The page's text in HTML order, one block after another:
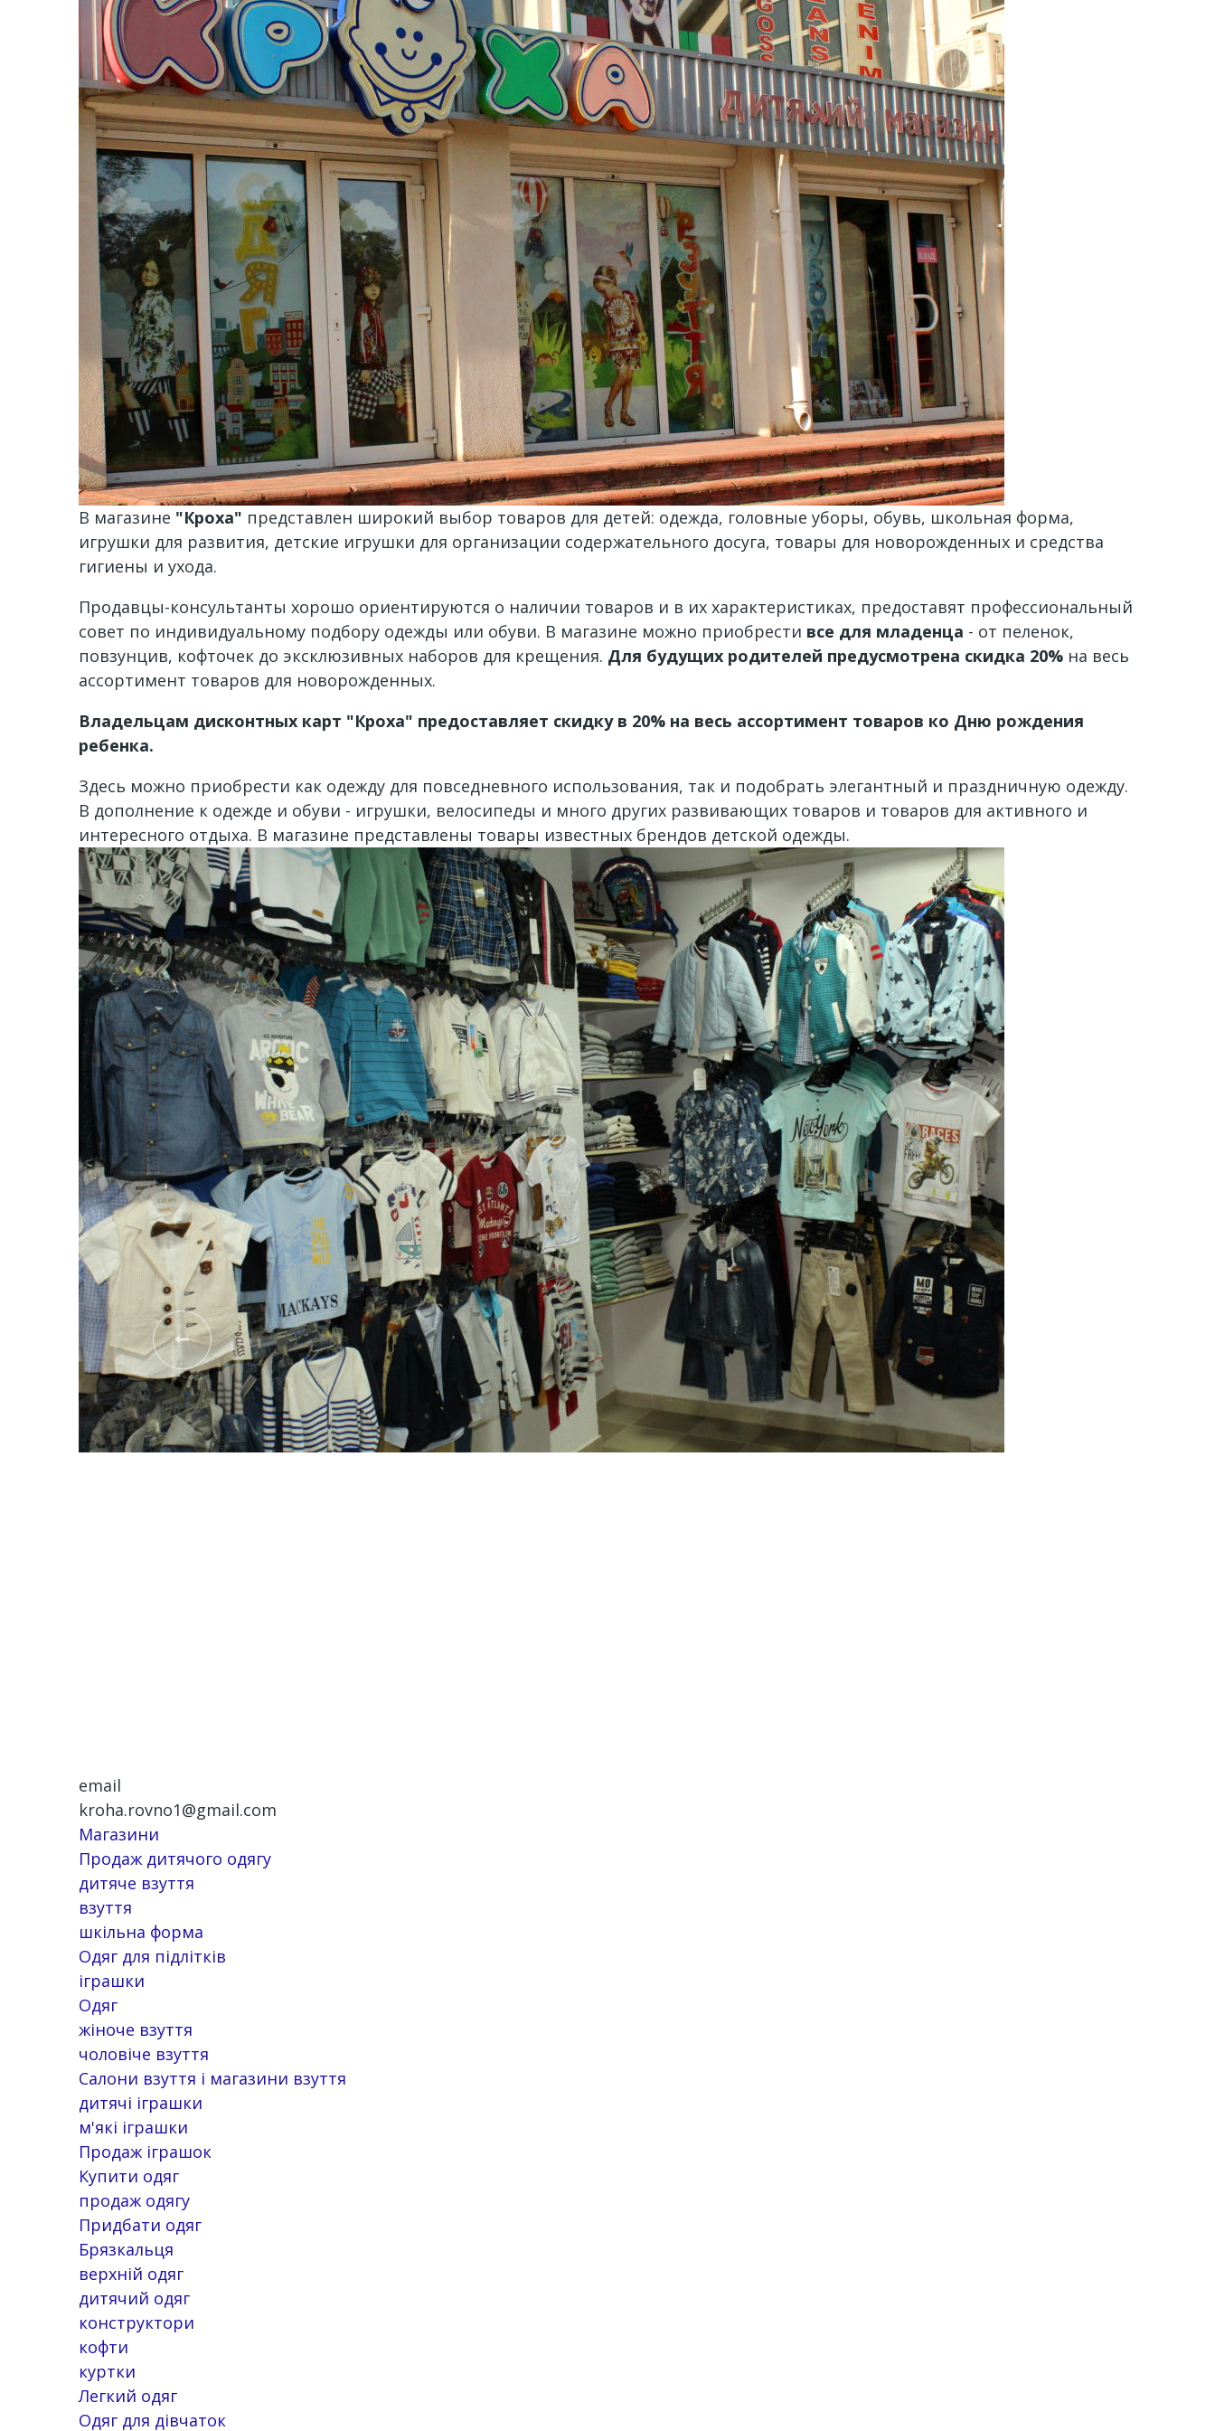
В магазине "Кроха" представлен широкий выбор товаров для детей: одежда, головные уборы, обувь, школьная форма,
игрушки для развития, детские игрушки для организации содержательного досуга, товары для новорожденных и средства
гигиены и ухода.
Продавцы-консультанты хорошо ориентируются о наличии товаров и в их характеристиках, предоставят профессиональный
совет по индивидуальному подбору одежды или обуви. В магазине можно приобрести все для младенца - от пеленок,
повзунцив, кофточек до эксклюзивных наборов для крещения. Для будущих родителей предусмотрена скидка 20% на весь
ассортимент товаров для новорожденных.
Владельцам дисконтных карт "Кроха" предоставляет скидку в 20% на весь ассортимент товаров ко Дню рождения
ребенка.
Здесь можно приобрести как одежду для повседневного использования, так и подобрать элегантный и праздничную одежду.
В дополнение к одежде и обуви - игрушки, велосипеды и много других развивающих товаров и товаров для активного и
интересного отдыха. В магазине представлены товары известных брендов детской одежды.
email
kroha.rovno1@gmail.com
Магазини
Продаж дитячого одягу
дитяче взуття
взуття
шкільна форма
Одяг для підлітків
іграшки
Одяг
жіноче взуття
чоловіче взуття
Салони взуття і магазини взуття
дитячі іграшки
м'які іграшки
Продаж іграшок
Купити одяг
продаж одягу
Придбати одяг
Брязкальця
верхній одяг
дитячий одяг
конструктори
кофти
куртки
Легкий одяг
Одяг для дівчаток